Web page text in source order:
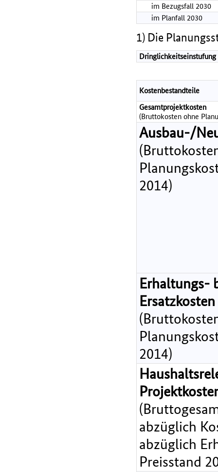
im Bezugsfall 2030
im Planfall 2030
1) Die
Dringlichkeitseinstufung
Kostenbestandteile
Gesamtprojektkosten
(Bruttokosten ohne
Ausbau-/
2014)
Erhaltungs-
Ersatzkosten
2014)
abzüglich
abzüglich
Preisstand